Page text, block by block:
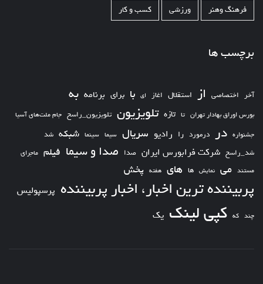
فرهنگ وهنر ورزشی کسب و کار
برچسب ها
آخر اختصاصی از استقلال اغاز ای با برای برنامه به
بورس اوراق بهادار تهران تا تازه تلویزیون تلویزیون_راسخ جام ملت‌های آسیا
جشنواره در درمورد را رادیو سریال سیما سینما شبکه شد
شد_راسخ شرکت فرابورس ایران صدا صدا و سیما فیلم ماجرای
مستند می نمایش ها های هفته پخش
پربیننده ترین اخبار، اخبار پربیننده پرسپولیس
چند که کپی لینک یک